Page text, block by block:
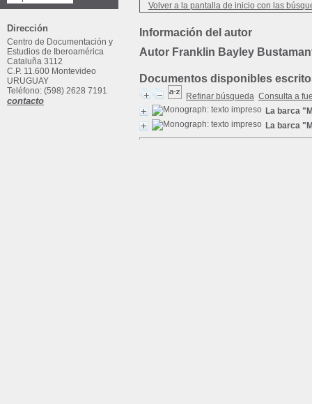
Volver a la pantalla de inicio con las
Información del autor
Autor Franklin Bayley
Documentos disponibles
Refinar búsqueda Consulta a
La barca
La barca
Dirección
Centro de Documentación y
Estudios de Iberoamérica
Cataluña 3112
C.P. 11.600 Montevideo
URUGUAY
Teléfono: (598) 2628 7191
contacto